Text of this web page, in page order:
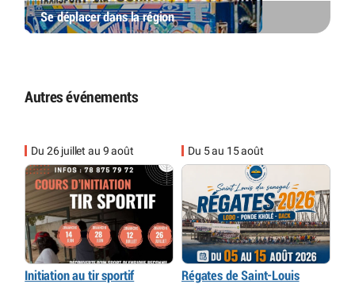
Se déplacer dans la région
Autres événements
Du 26 juillet au 9 août
Initiation au tir sportif
Du 5 au 15 août
Régates de Saint-Louis